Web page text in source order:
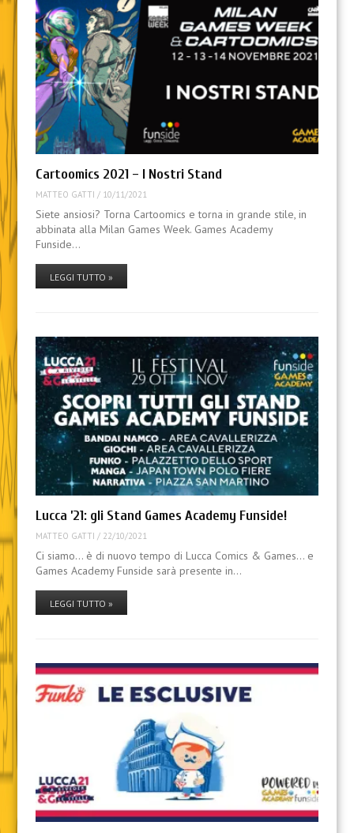
Cartoomics 2021 – I Nostri Stand
MATTEO GATTI / 10/11/2021
Siete ansiosi? Torna Cartoomics e torna in grande stile, in
abbinata alla Milan Games Week. Games Academy
Funside…
LEGGI TUTTO »
Lucca ’21: gli Stand Games Academy Funside!
MATTEO GATTI / 22/10/2021
Ci siamo… è di nuovo tempo di Lucca Comics & Games… e
Games Academy Funside sarà presente in…
LEGGI TUTTO »